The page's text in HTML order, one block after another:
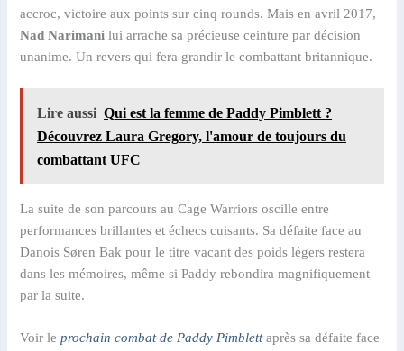
accroc, victoire aux points sur cinq rounds. Mais en avril 2017,
Nad Narimani lui arrache sa précieuse ceinture par décision
unanime. Un revers qui fera grandir le combattant britannique.
Lire aussi Qui est la femme de Paddy Pimblett ?
Découvrez Laura Gregory, l'amour de toujours du
combattant UFC
La suite de son parcours au Cage Warriors oscille entre
performances brillantes et échecs cuisants. Sa défaite face au
Danois Søren Bak pour le titre vacant des poids légers restera
dans les mémoires, même si Paddy rebondira magnifiquement
par la suite.
Voir leprochain combat de Paddy Pimblettaprès sa défaite face